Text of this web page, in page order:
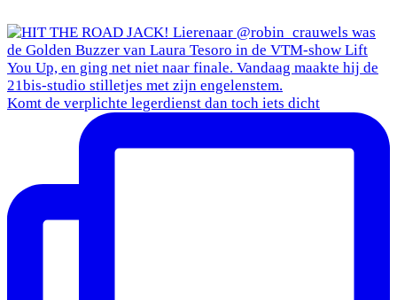
Komt de verplichte legerdienst dan toch iets dicht